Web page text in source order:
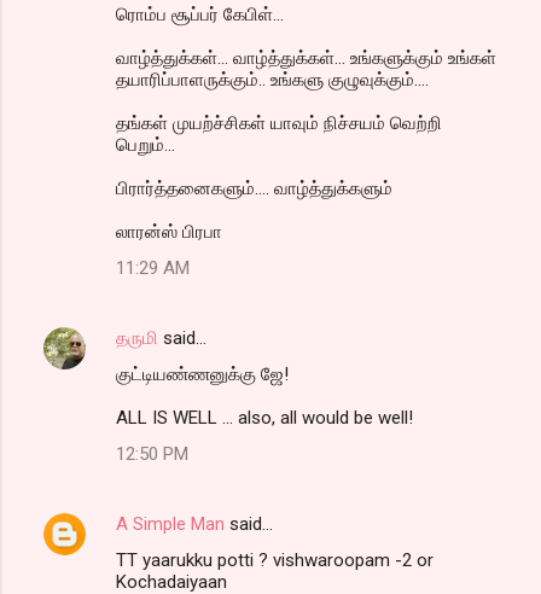
ரொம்ப சூப்பர் கேபிள்...
வாழ்த்துக்கள்... வாழ்த்துக்கள்... உங்களுக்கும் உங்கள்
தயாரிப்பாளருக்கும்.. உங்களு குழுவுக்கும்....
தங்கள் முயற்ச்சிகள் யாவும் நிச்சயம் வெற்றி
பெறும்...
பிரார்த்தனைகளும்.... வாழ்த்துக்களும்
லாரன்ஸ் பிரபா
11:29 AM
தருமி said…
குட்டியண்ணனுக்கு ஜே!
ALL IS WELL ... also, all would be well!
12:50 PM
A Simple Man said…
TT yaarukku potti ? vishwaroopam -2 or
Kochadaiyaan